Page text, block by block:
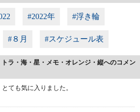
#2022年 #浮き輪
#８月 #スケジュール表
ラ・海・星・メモ・オレンジ・縦へのコメン
ても気に入りました。